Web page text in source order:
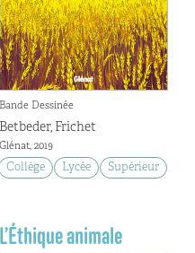
Bande Dessinée
Betbeder, Frichet
Glénat, 2019
Collège Lycée Supérieur
L’Éthique animale